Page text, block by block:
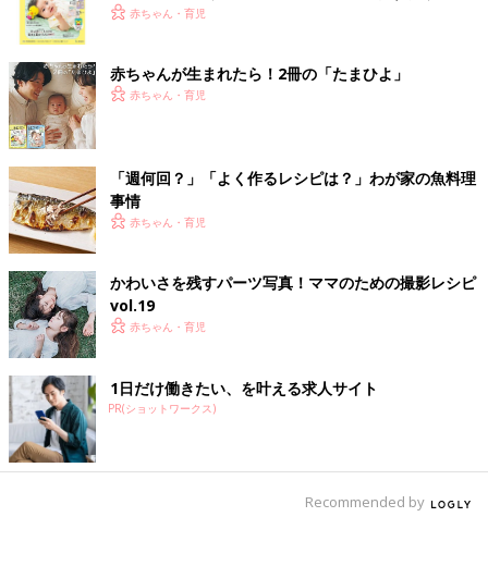
●初めてママ＆パパのための 365日の離乳食カレンダー
離乳完了期 1才～1才6カ月ごろのレシピ
型抜き野菜のスープ 作り方・レシピ 離
く！ おっぱい・ミルクの基本と夏のトラブル 解決テ
赤ちゃん・育児
赤ちゃんが生まれたら！2冊の「たまひよ」
赤ちゃん・育児
「週何回？」「よく作るレシピは？」わが家の魚料理
事情
赤ちゃん・育児
かわいさを残すパーツ写真！ママのための撮影レシピ
vol.19
赤ちゃん・育児
1日だけ働きたい、を叶える求人サイト
PR(ショットワークス)
Recommended by